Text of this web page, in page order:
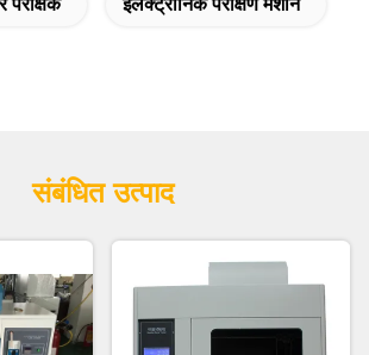
परीक्षक इलेक्ट्रॉनिक परीक्षण मशीन
संबंधित उत्पाद